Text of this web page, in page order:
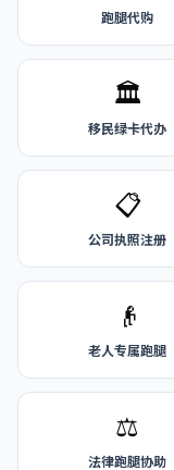
跑腿代购
🏛️
移民绿卡代办
📋
公司执照注册
👴
老人专属跑腿
⚖️
法律跑腿协助